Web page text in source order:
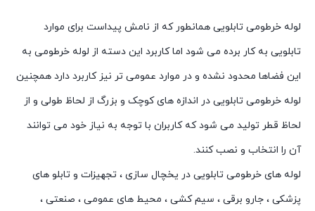
لوله خرطومی تابلویی همانطور که از نامش پیداست برای موارد
تابلویی به کار برده می شود اما کاربرد این دسته از لوله خرطومی به
این فضاها محدود نشده و در موارد عمومی تر نیز کاربرد دارد همچنین
لوله خرطومی تابلویی در اندازه های کوچک و بزرگ از لحاظ طولی و از
لحاظ قطر تولید می شود که کاربران با توجه به نیاز خود می توانند
آن را انتخاب و نصب کنند.
لوله های خرطومی تابلویی در یخچال سازی ، تجهیزات و تابلو های
پزشکی ، جارو برقی ، سیم کشی ، محیط های عمومی ، صنعتی ،